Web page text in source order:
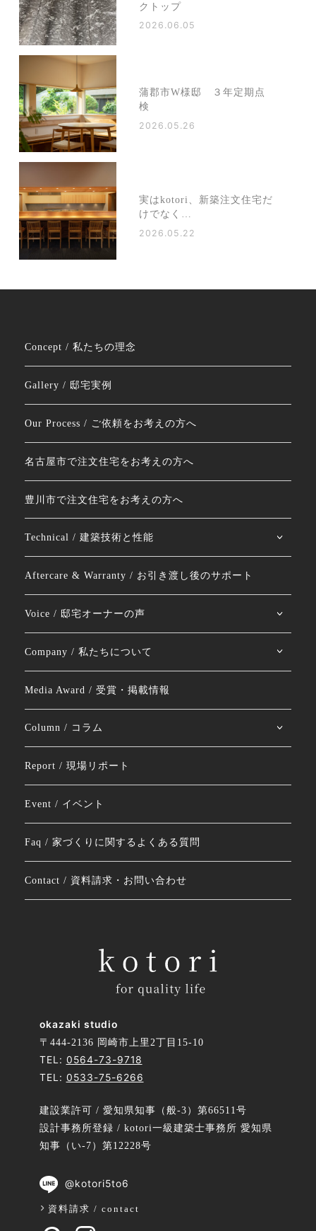
クトップ
2026.06.05
蒲郡市W様邸 ３年定期点
検
2026.05.26
実はkotori、新築注文住宅だ
けでなく…
2026.05.22
okazaki studio
〒444-2136 岡崎市上里2丁目15-10
TEL: 0564-73-9718
TEL: 0533-75-6266
建設業許可 / 愛知県知事（般-3）第66511号
設計事務所登録 / kotori一級建築士事務所 愛知県
知事（い-7）第12228号
@kotori5to6
資料請求 / contact
Concept / 私たちの理念
Gallery / 邸宅実例
Our Process / ご依頼をお考えの方へ
名古屋市で注文住宅をお考えの方へ
豊川市で注文住宅をお考えの方へ
Technical / 建築技術と性能
Aftercare & Warranty / お引き渡し後のサポート
Voice / 邸宅オーナーの声
Company / 私たちについて
Media Award / 受賞・掲載情報
Column / コラム
Report / 現場リポート
Event / イベント
Faq / 家づくりに関するよくある質問
Contact / 資料請求・お問い合わせ